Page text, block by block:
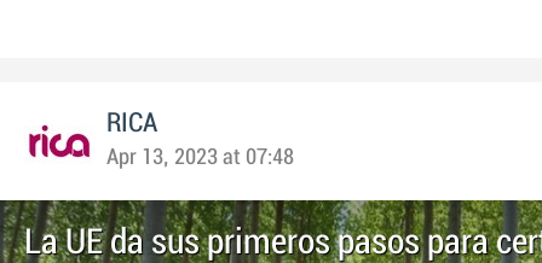
RICA
Apr 13, 2023 at 07:48
La UE da sus primeros pasos para